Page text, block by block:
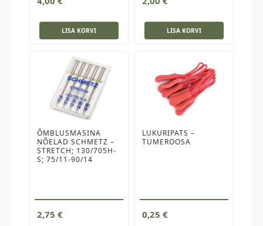
LISA KORVI LISA KORVI
ÕMBLUSMASINA
NÕELAD SCHMETZ –
STRETCH; 130/705H-
S; 75/11-90/14
2,75 €
LUKURIPATS –
TUMEROOSA
0,25 €